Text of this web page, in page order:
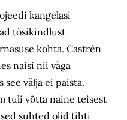
kangelasi
tõsikindlust
kohta. Castrén
naisi nii väga
see välja ei paista.
tuli võtta naine teisest
suhted olid tihti